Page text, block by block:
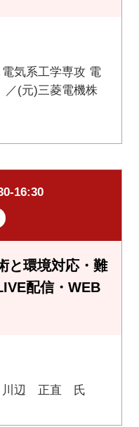
気系工学専攻 電
(元)三菱電機株
16:30
と環境対応・難
配信・WEB
川辺 正直 氏